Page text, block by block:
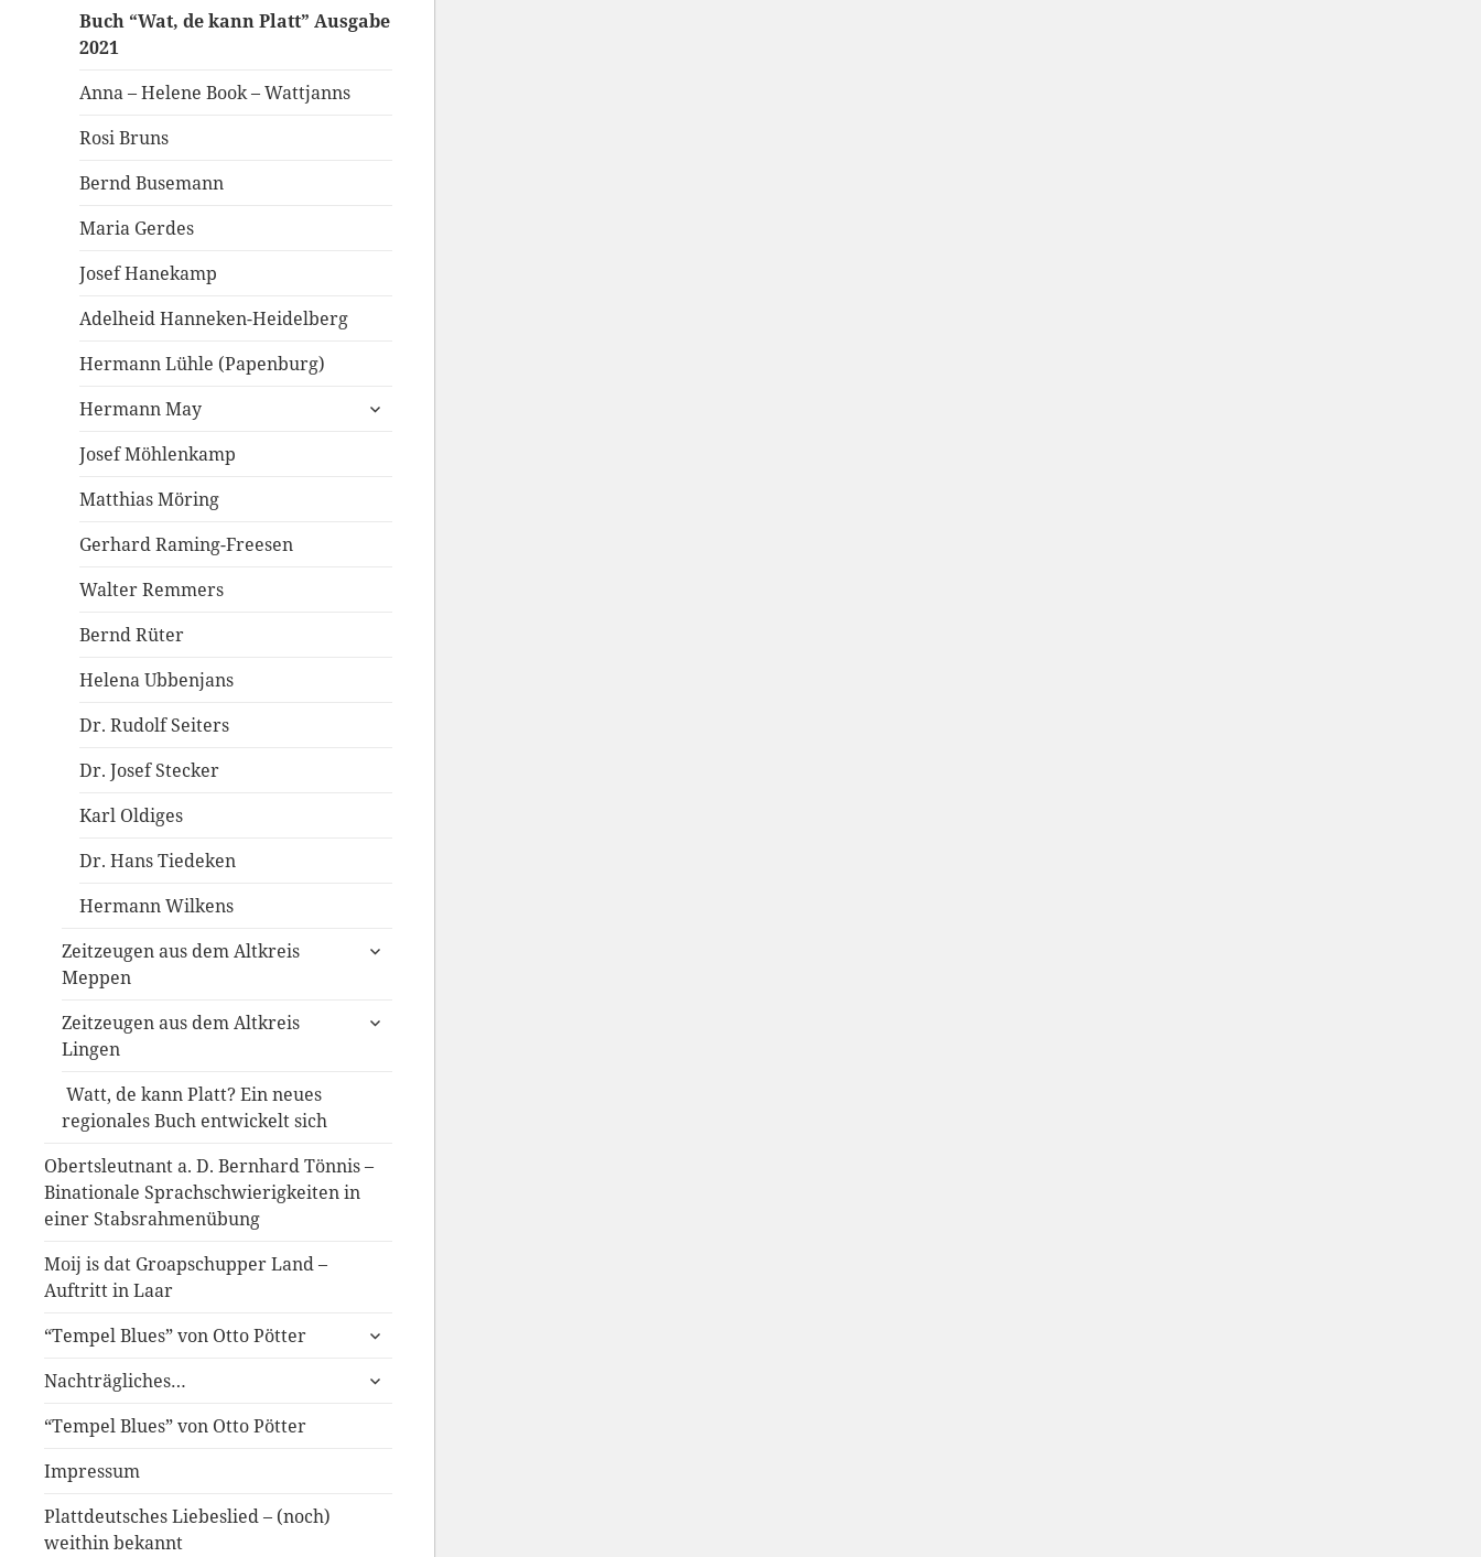
Buch “Wat, de kann Platt” Ausgabe
2021
Anna – Helene Book – Wattjanns
Rosi Bruns
Bernd Busemann
Maria Gerdes
Josef Hanekamp
Adelheid Hanneken-Heidelberg
Hermann Lühle (Papenburg)
Hermann May
untermenü
Josef Möhlenkamp
Matthias Möring
Gerhard Raming-Freesen
Walter Remmers
Bernd Rüter
Helena Ubbenjans
Dr. Rudolf Seiters
Dr. Josef Stecker
Karl Oldiges
Dr. Hans Tiedeken
Hermann Wilkens
Zeitzeugen aus dem Altkreis
Meppen
untermenü
Zeitzeugen aus dem Altkreis
Lingen
untermenü
Watt, de kann Platt? Ein neues
regionales Buch entwickelt sich
Obertsleutnant a. D. Bernhard Tönnis –
Binationale Sprachschwierigkeiten in
einer Stabsrahmenübung
Moij is dat Groapschupper Land –
Auftritt in Laar
“Tempel Blues” von Otto Pötter
untermenü
Nachträgliches…
untermenü
“Tempel Blues” von Otto Pötter
Impressum
Plattdeutsches Liebeslied – (noch)
weithin bekannt